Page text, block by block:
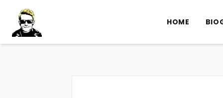
HOME